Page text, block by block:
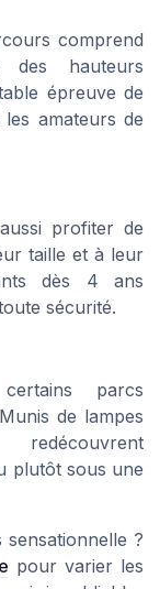
comprend
hauteurs
épreuve de
amateurs de
profiter de
taille et à leur
dès 4 ans
sécurité.
parcs
de lampes
plutôt sous une
?
pour varier les